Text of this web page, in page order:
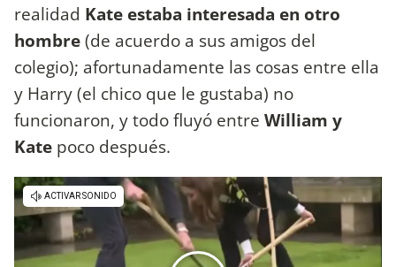
realidad Kate estaba interesada en otro
hombre(de acuerdo a sus amigos del
colegio); afortunadamente las cosas entre ella
y Harry (el chico que le gustaba) no
funcionaron, y todo fluyó entre William y
Kate poco después.